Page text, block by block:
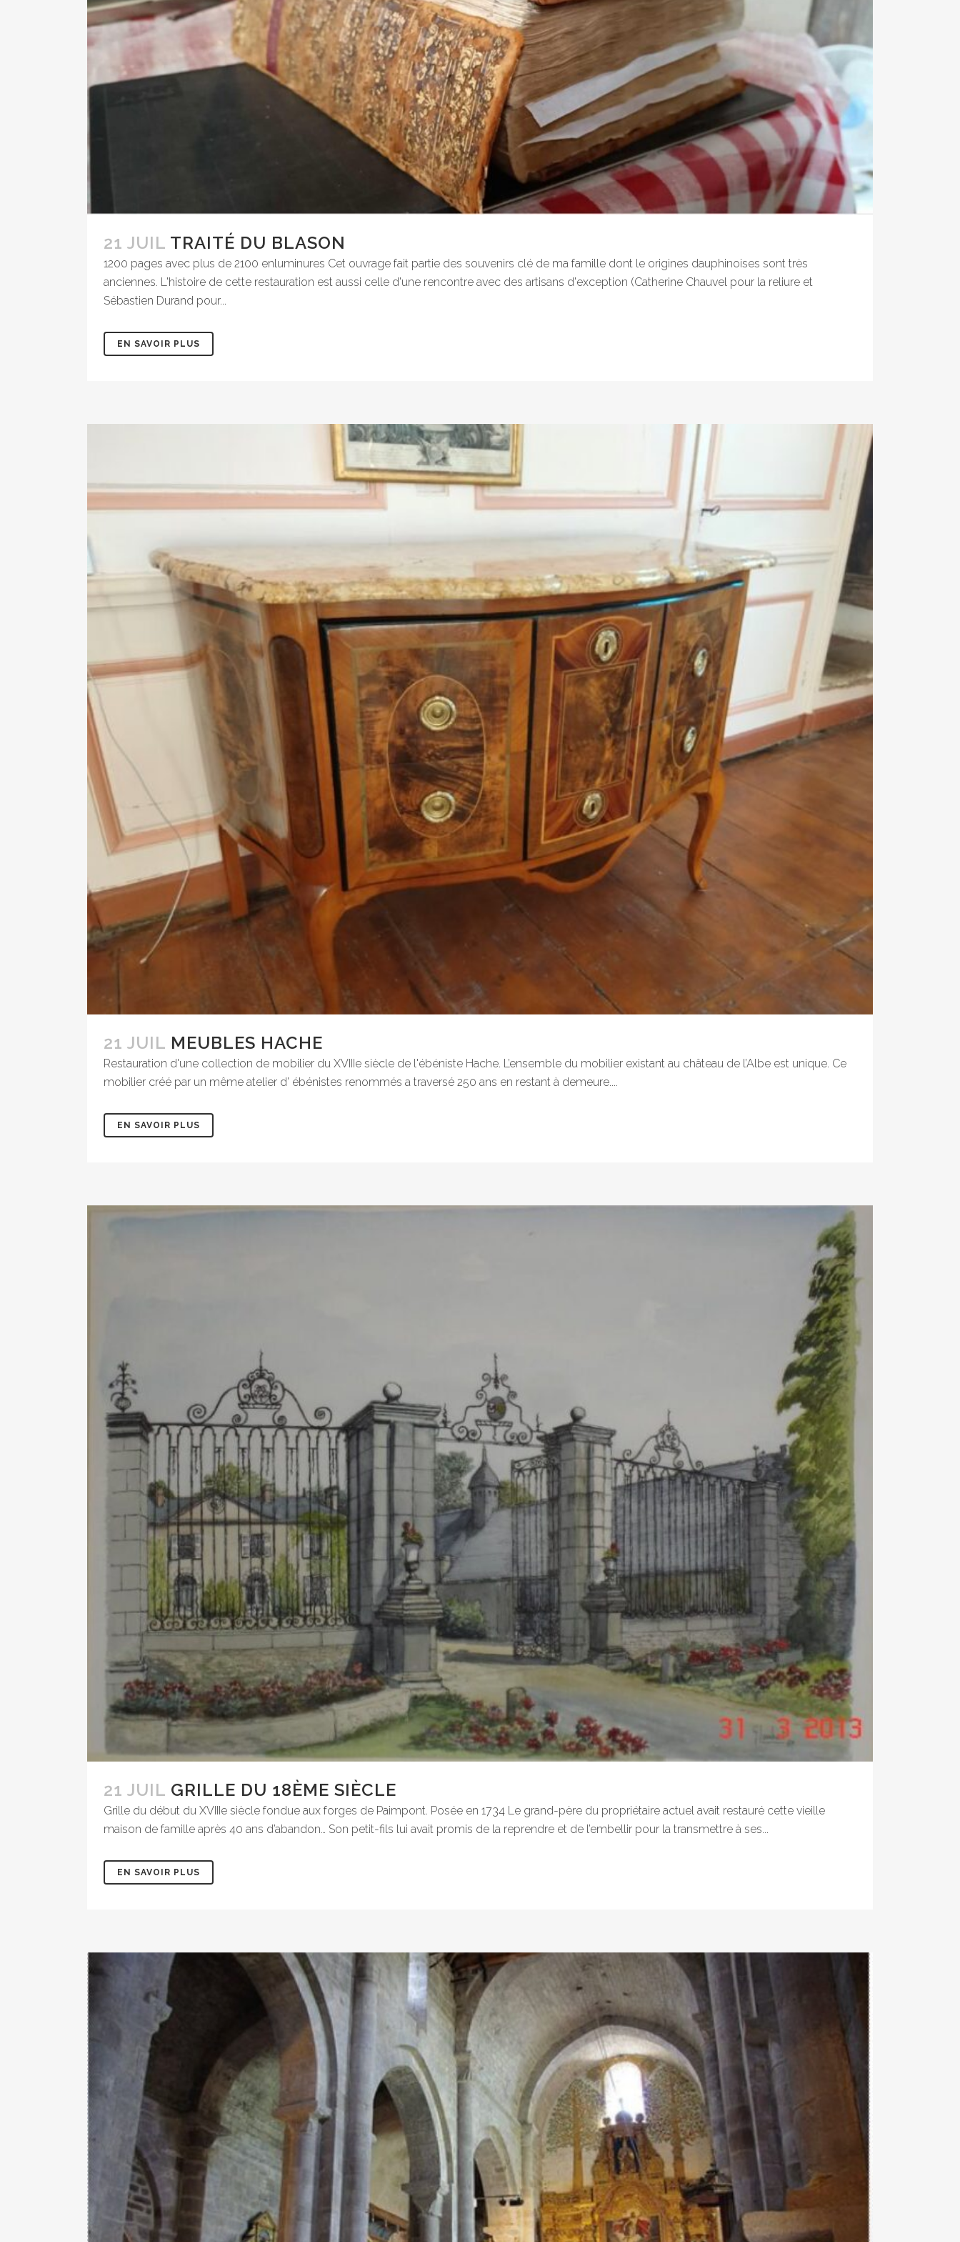
21 JUIL TRAITÉ DU BLASON
1200 pages avec plus de 2100 enluminures Cet ouvrage fait partie des souvenirs clé de ma famille dont le origines dauphinoises sont très
anciennes. L'histoire de cette restauration est aussi celle d'une rencontre avec des artisans d'exception (Catherine Chauvel pour la reliure et
Sébastien Durand pour...
EN SAVOIR PLUS
21 JUIL MEUBLES HACHE
Restauration d'une collection de mobilier du XVIIIe siècle de l'ébéniste Hache. L’ensemble du mobilier existant au château de l’Albe est unique. Ce
mobilier créé par un même atelier d’ ébénistes renommés a traversé 250 ans en restant à demeure....
EN SAVOIR PLUS
21 JUIL GRILLE DU 18ÈME SIÈCLE
Grille du début du XVIIIe siècle fondue aux forges de Paimpont. Posée en 1734 Le grand-père du propriétaire actuel avait restauré cette vieille
maison de famille après 40 ans d’abandon… Son petit-fils lui avait promis de la reprendre et de l’embellir pour la transmettre à ses...
EN SAVOIR PLUS